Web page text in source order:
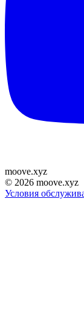
moove.xyz
© 2026 moove.xyz
Условия